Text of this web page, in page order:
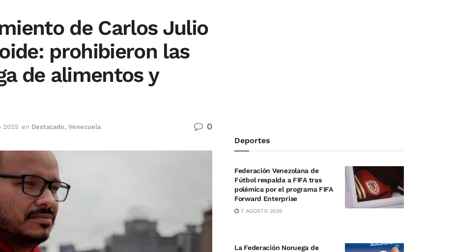
de Carlos Julio
prohibieron las
de alimentos y
2025 en Destacado,Venezuela 0
Deportes
Federación Venezolana de
Fútbol respalda a FIFA tras
polémica por el programa FIFA
Forward Enterprise
7 AGOSTO 2026
La Federación Noruega de